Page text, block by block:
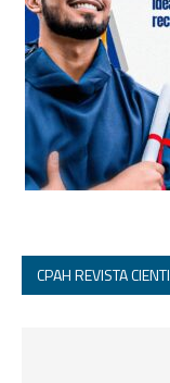
CPAH REVISTA